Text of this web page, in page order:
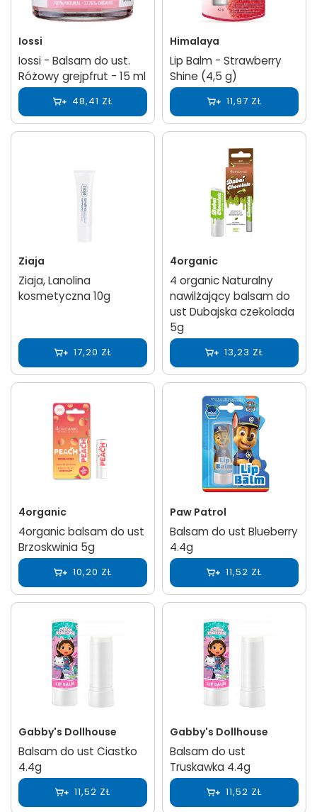
Iossi
Iossi - Balsam do ust.
Różowy grejpfrut - 15 ml
48,41 ZŁ
Himalaya
Lip Balm - Strawberry
Shine (4,5 g)
11,97 ZŁ
Ziaja
Ziaja, Lanolina
kosmetyczna 10g
17,20 ZŁ
4organic
4 organic Naturalny
nawilżający balsam do
ust Dubajska czekolada
5g
13,23 ZŁ
4organic
4organic balsam do ust
Brzoskwinia 5g
10,20 ZŁ
Paw Patrol
Balsam do ust Blueberry
4.4g
11,52 ZŁ
Gabby's Dollhouse
Balsam do ust Ciastko
4.4g
11,52 ZŁ
Gabby's Dollhouse
Balsam do ust
Truskawka 4.4g
11,52 ZŁ